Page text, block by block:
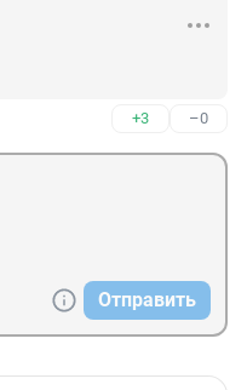
+3 –0
Отправить